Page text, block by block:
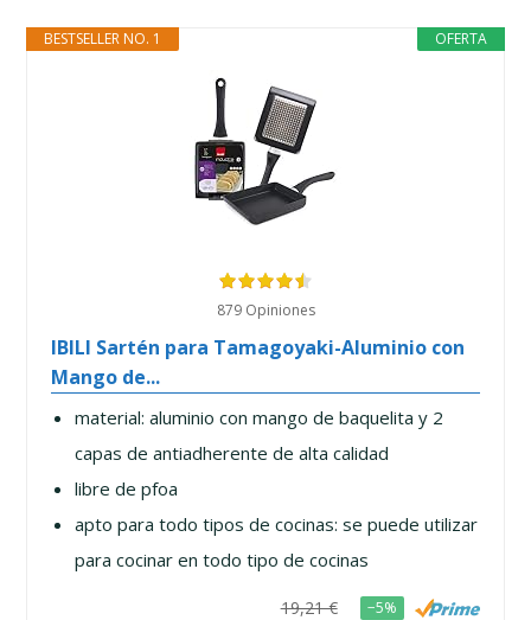
OFERTA
BESTSELLER NO. 1
879 Opiniones
IBILI Sartén para Tamagoyaki-Aluminio con
Mango de...
material: aluminio con mango de baquelita y 2
capas de antiadherente de alta calidad
libre de pfoa
apto para todo tipos de cocinas: se puede utilizar
para cocinar en todo tipo de cocinas
19,21 € −5%